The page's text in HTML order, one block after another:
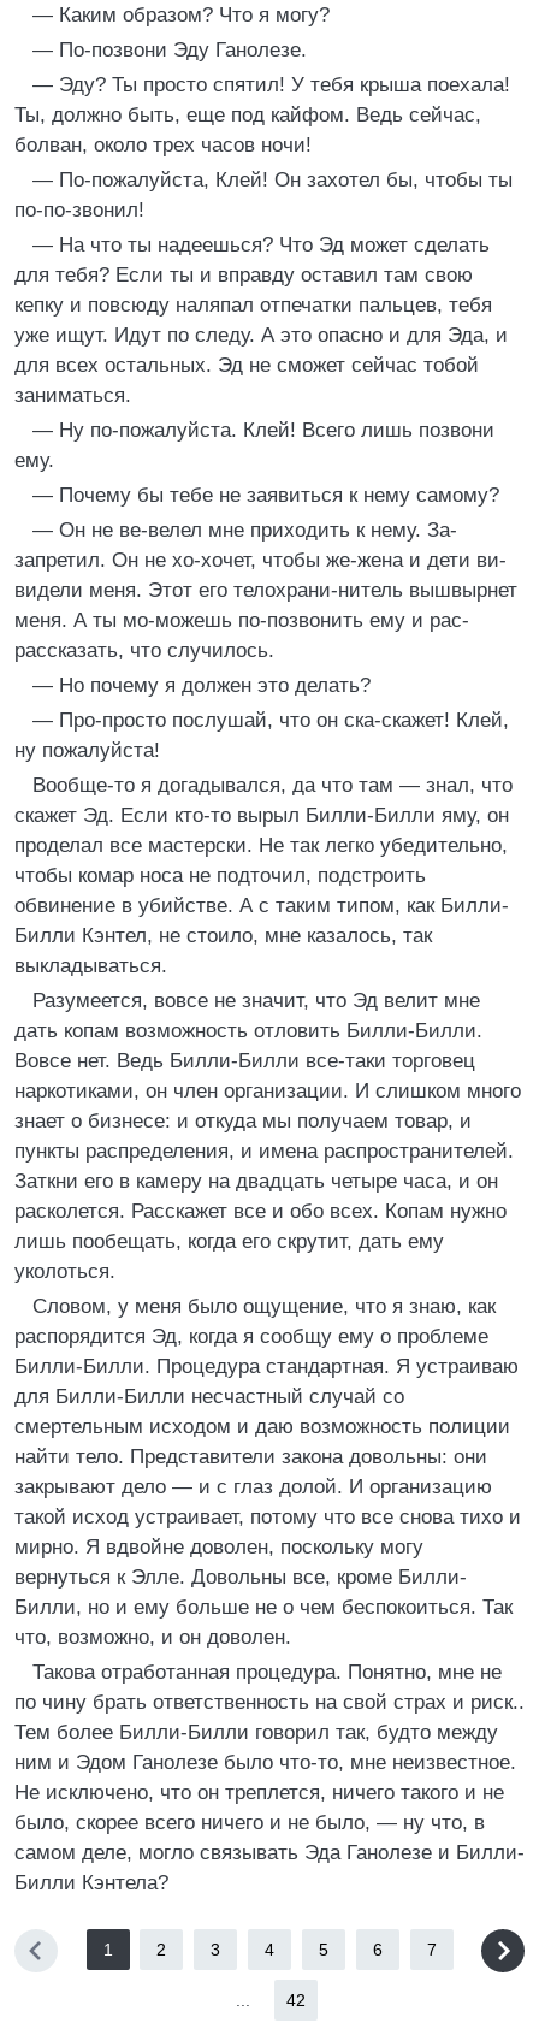
— Каким образом? Что я могу?
— По-позвони Эду Ганолезе.
— Эду? Ты просто спятил! У тебя крыша поехала!
Ты, должно быть, еще под кайфом. Ведь сейчас,
болван, около трех часов ночи!
— По-пожалуйста, Клей! Он захотел бы, чтобы ты
по-по-звонил!
— На что ты надеешься? Что Эд может сделать
для тебя? Если ты и вправду оставил там свою
кепку и повсюду наляпал отпечатки пальцев, тебя
уже ищут. Идут по следу. А это опасно и для Эда, и
для всех остальных. Эд не сможет сейчас тобой
заниматься.
— Ну по-пожалуйста. Клей! Всего лишь позвони
ему.
— Почему бы тебе не заявиться к нему самому?
— Он не ве-велел мне приходить к нему. За-
запретил. Он не хо-хочет, чтобы же-жена и дети ви-
видели меня. Этот его телохрани-нитель вышвырнет
меня. А ты мо-можешь по-позвонить ему и рас-
рассказать, что случилось.
— Но почему я должен это делать?
— Про-просто послушай, что он ска-скажет! Клей,
ну пожалуйста!
Вообще-то я догадывался, да что там — знал, что
скажет Эд. Если кто-то вырыл Билли-Билли яму, он
проделал все мастерски. Не так легко убедительно,
чтобы комар носа не подточил, подстроить
обвинение в убийстве. А с таким типом, как Билли-
Билли Кэнтел, не стоило, мне казалось, так
выкладываться.
Разумеется, вовсе не значит, что Эд велит мне
дать копам возможность отловить Билли-Билли.
Вовсе нет. Ведь Билли-Билли все-таки торговец
наркотиками, он член организации. И слишком много
знает о бизнесе: и откуда мы получаем товар, и
пункты распределения, и имена распространителей.
Заткни его в камеру на двадцать четыре часа, и он
расколется. Расскажет все и обо всех. Копам нужно
лишь пообещать, когда его скрутит, дать ему
уколоться.
Словом, у меня было ощущение, что я знаю, как
распорядится Эд, когда я сообщу ему о проблеме
Билли-Билли. Процедура стандартная. Я устраиваю
для Билли-Билли несчастный случай со
смертельным исходом и даю возможность полиции
найти тело. Представители закона довольны: они
закрывают дело — и с глаз долой. И организацию
такой исход устраивает, потому что все снова тихо и
мирно. Я вдвойне доволен, поскольку могу
вернуться к Элле. Довольны все, кроме Билли-
Билли, но и ему больше не о чем беспокоиться. Так
что, возможно, и он доволен.
Такова отработанная процедура. Понятно, мне не
по чину брать ответственность на свой страх и риск..
Тем более Билли-Билли говорил так, будто между
ним и Эдом Ганолезе было что-то, мне неизвестное.
Не исключено, что он треплется, ничего такого и не
было, скорее всего ничего и не было, — ну что, в
самом деле, могло связывать Эда Ганолезе и Билли-
Билли Кэнтела?
1 2 3 4 5 6 7
42